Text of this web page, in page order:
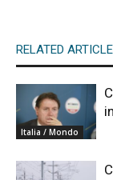
RELATED
Italia / Mondo